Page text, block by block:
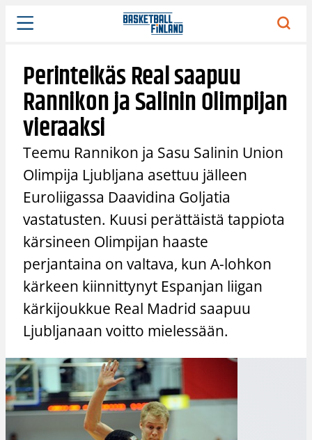
Siirry
sisältöön
Perinteikäs Real saapuu
Rannikon ja Salinin Olimpijan
vieraaksi
Teemu Rannikon ja Sasu Salinin Union
Olimpija Ljubljana asettuu jälleen
Euroliigassa Daavidina Goljatia
vastatusten. Kuusi perättäistä tappiota
kärsineen Olimpijan haaste
perjantaina on valtava, kun A-lohkon
kärkeen kiinnittynyt Espanjan liigan
kärkijoukkue Real Madrid saapuu
Ljubljanaan voitto mielessään.